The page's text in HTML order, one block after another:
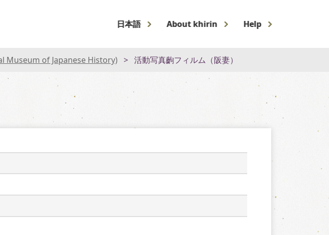
日本語 About khirin Help
Museum of Japanese History) 活動写真齣フィルム（阪妻）